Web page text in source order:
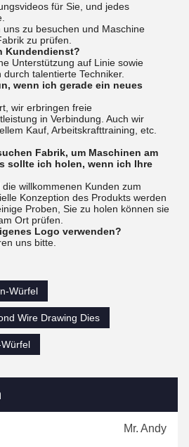
für Sie, und jedes
zu besuchen und Maschine
zu prüfen.
Kundendienst?
Unterstützung auf Linie sowie
talentierte Techniker.
wenn ich gerade ein neues
wir erbringen freie
in Verbindung. Auch wir
Kauf, Arbeitskrafttraining, etc.
Fabrik, um Maschinen am
sollte ich holen, wenn ich Ihre
willkommenen Kunden zum
Konzeption des Produkts werden
Proben, Sie zu holen können sie
Ort prüfen.
Logo verwenden?
uns bitte.
Würfel
Wire Drawing Dies
Mr. Andy